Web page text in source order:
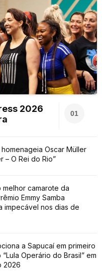
2026
01
Oscar Müller
– O Rei do Rio”
camarote da
Emmy Samba
impecável nos dias de
a Sapucaí em primeiro
Operário do Brasil” em
2026